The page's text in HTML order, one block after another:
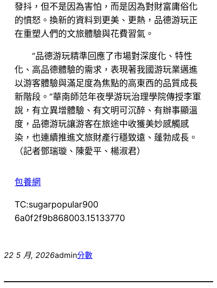
發抖，但不是因為害怕，而是因為對財富庸俗化
的憤怒。換新的資料到更美、更熱，品德游玩正
在重塑人們的文旅體驗與花費習氣。
“品德游玩精準回應了市場對深度化、特性
化、高品德體驗的需求，表現著我國游玩業邁進
以游客體驗與滿足度為焦點的高東西的品質成長
新階段。”華南師范年夜學游玩治理學院傳授李軍
說，有立異增體驗、有文明可沉醉、有辦事顯溫
度，品德游玩讓游客在旅途中收獲美妙感觸感
染，也連續推進文旅財產行穩致遠、蓬勃成長。
（記者鄧瑞璇、陳愛平、楊淑君）
包養網
TC:sugarpopular900
6a0f2f9b868003.15133770
22 5 月, 2026admin分數